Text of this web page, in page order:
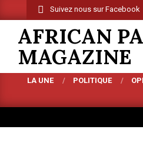
to
content
Suivez nous sur Facebook
AFRICAN
MAGAZINE
Menu
LA UNE POLITIQUE